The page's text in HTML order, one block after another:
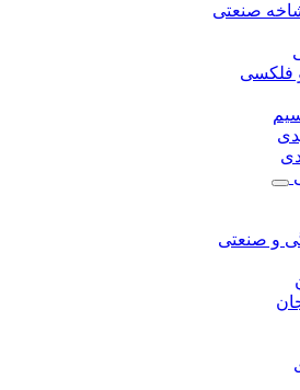
صنعتی
فلکسی
و صنعتی